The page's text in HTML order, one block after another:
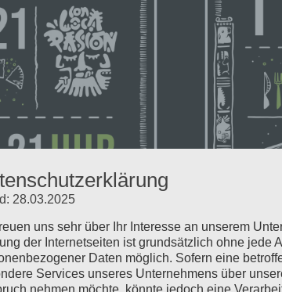
28.03.2025
uns sehr über Ihr Interesse an unserem
der Internetseiten ist grundsätzlich ohne jede
Daten möglich. Sofern eine
Services unseres Unternehmens über
nehmen möchte, könnte jedoch eine